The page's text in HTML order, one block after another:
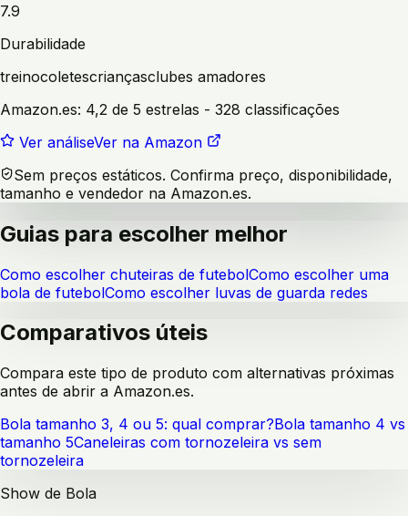
7.9
Durabilidade
treinocoletescriançasclubes amadores
Amazon.es: 4,2 de 5 estrelas - 328 classificações
Ver análiseVer na Amazon
Sem preços estáticos. Confirma preço, disponibilidade,
tamanho e vendedor na Amazon.es.
Guias para escolher melhor
Como escolher chuteiras de futebolComo escolher uma
bola de futebolComo escolher luvas de guarda redes
Comparativos úteis
Compara este tipo de produto com alternativas próximas
antes de abrir a Amazon.es.
Bola tamanho 3, 4 ou 5: qual comprar?Bola tamanho 4 vs
tamanho 5Caneleiras com tornozeleira vs sem
tornozeleira
Show de Bola